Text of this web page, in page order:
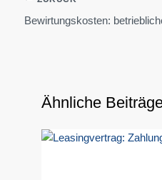
Bewirtungskosten:
Ähnliche